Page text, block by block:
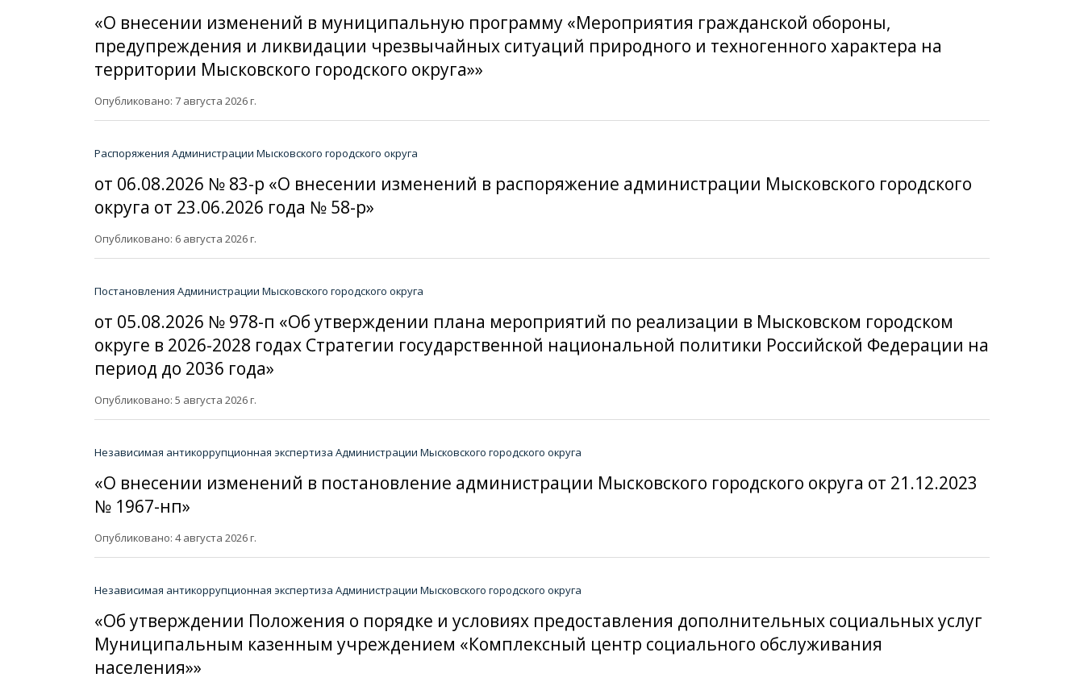
«О внесении изменений в муниципальную программу «Мероприятия гражданской обороны,
предупреждения и ликвидации чрезвычайных ситуаций природного и техногенного характера на
территории Мысковского городского округа»»
Опубликовано: 7 августа 2026 г.
Распоряжения Администрации Мысковского городского округа
от 06.08.2026 № 83-р «О внесении изменений в распоряжение администрации Мысковского городского
округа от 23.06.2026 года № 58-р»
Опубликовано: 6 августа 2026 г.
Постановления Администрации Мысковского городского округа
от 05.08.2026 № 978-п «Об утверждении плана мероприятий по реализации в Мысковском городском
округе в 2026-2028 годах Стратегии государственной национальной политики Российской Федерации на
период до 2036 года»
Опубликовано: 5 августа 2026 г.
Независимая антикоррупционная экспертиза Администрации Мысковского городского округа
«О внесении изменений в постановление администрации Мысковского городского округа от 21.12.2023
№ 1967-нп»
Опубликовано: 4 августа 2026 г.
Независимая антикоррупционная экспертиза Администрации Мысковского городского округа
«Об утверждении Положения о порядке и условиях предоставления дополнительных социальных услуг
Муниципальным казенным учреждением «Комплексный центр социального обслуживания
населения»»